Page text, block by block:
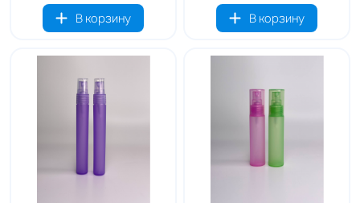
В корзину
В корзину